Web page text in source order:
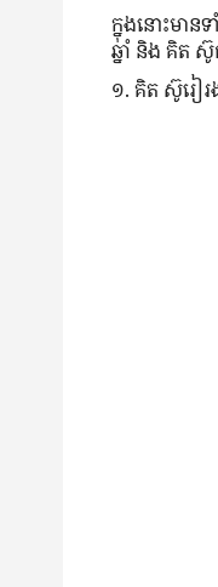
ក្នុង​នោះ​មា
ឆ្នាំ និង គិត
១. គិត ស៊ូរៀរង្